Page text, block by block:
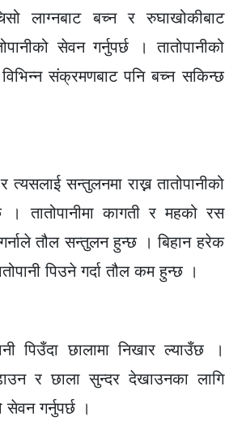
लाग्नबाट बच्न र रुघाखोकीबाट
सेवन गर्नुपर्छ । तातोपानीको
संक्रमणबाट पनि बच्न सकिन्छ
सन्तुलनमा राख्न तातोपानीको
तातोपानीमा कागती र महको रस
तौल सन्तुलन हुन्छ । बिहान हरेक
पिउने गर्दा तौल कम हुन्छ ।
पिउँदा छालामा निखार ल्याउँछ ।
र छाला सुन्दर देखाउनका लागि
सेवन गर्नुपर्छ ।